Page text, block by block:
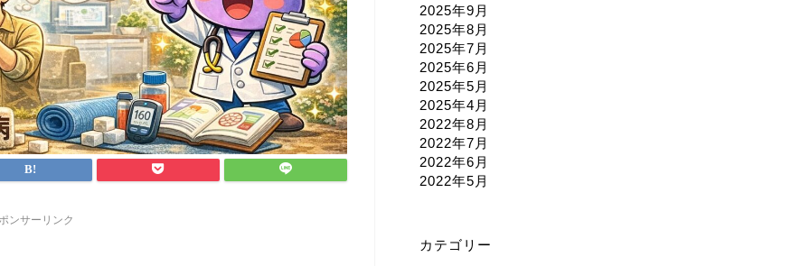
ンサーリンク
2025年9月
2025年8月
2025年7月
2025年6月
2025年5月
2025年4月
2022年8月
2022年7月
2022年6月
2022年5月
カテゴリー